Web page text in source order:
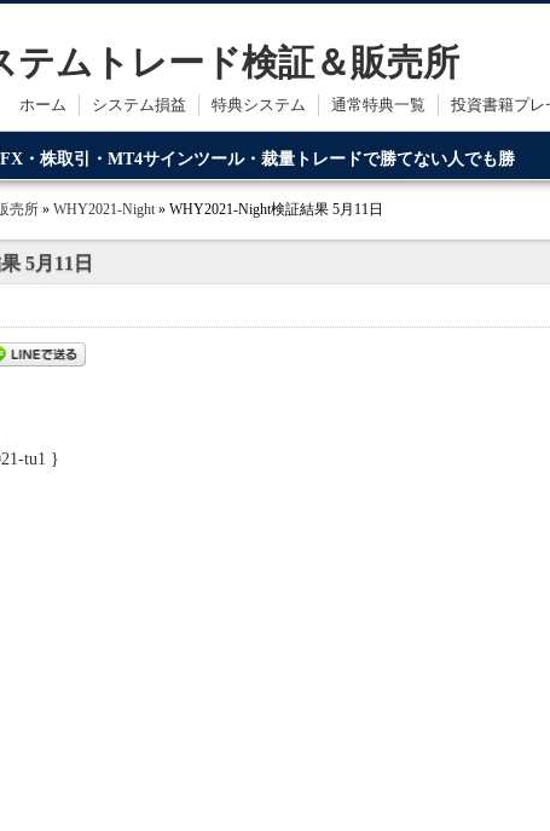
テムトレード検証＆販売所
ホーム システム損益 特典システム 通常特典一覧 投資書籍プレ
・株取引・MT4サインツール・裁量トレードで勝てない人でも勝
レードです。
売所 » WHY2021-Night » WHY2021-Night検証結果 5月11日
5月11日
tu1 }